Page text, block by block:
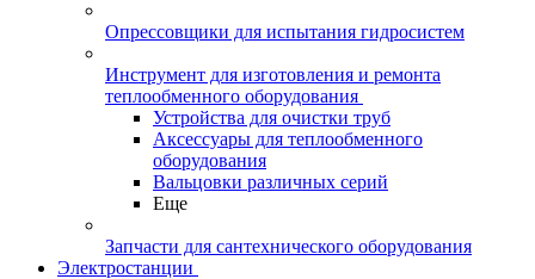
Опрессовщики для испытания гидросистем
Инструмент для изготовления и ремонта
теплообменного оборудования
Устройства для очистки труб
Аксессуары для теплообменного
оборудования
Вальцовки различных серий
Еще
Запчасти для сантехнического оборудования
Электростанции